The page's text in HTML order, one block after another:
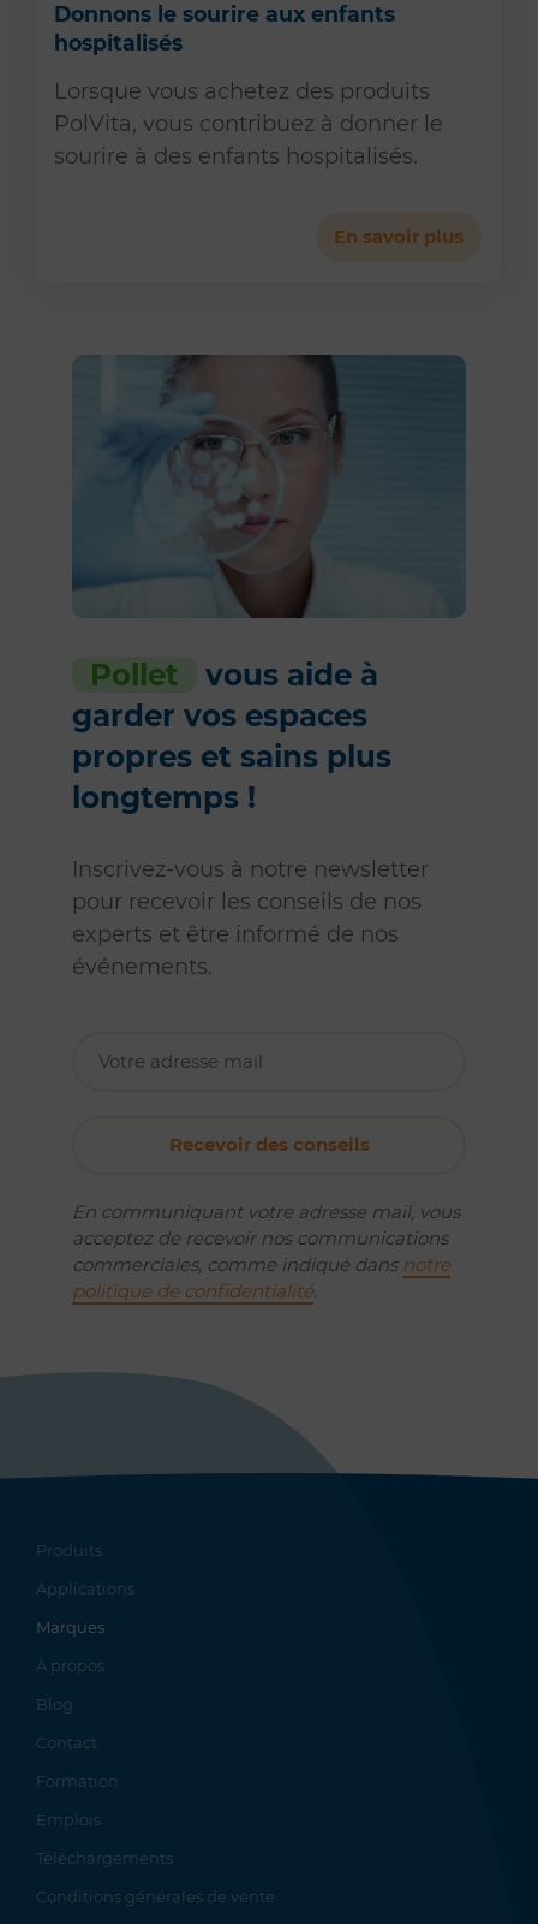
Donnons le sourire aux enfants
hospitalisés
Lorsque vous achetez des produits
PolVita, vous contribuez à donner le
sourire à des enfants hospitalisés.
En savoir plus
Pollet
vous aide à
garder vos espaces
propres et sains plus
longtemps !
Inscrivez-vous à notre newsletter
pour recevoir les conseils de nos
experts et être informé de nos
événements.
En communiquant votre adresse mail, vous
acceptez de recevoir nos communications
commerciales, comme indiqué dans notre
politique de confidentialité.
Produits
Applications
Marques
À propos
Blog
Contact
Formation
Emplois
Téléchargements
Conditions générales de vente